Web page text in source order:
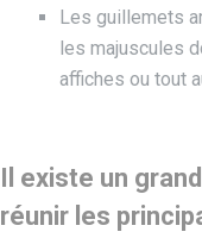
Les guillemets
les majuscules
affiches ou tout
Il existe un
réunir les